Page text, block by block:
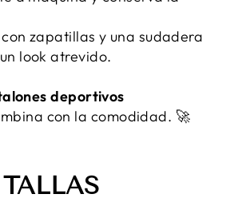
zapatillas y una sudadera
look atrevido.
deportivos
con la comodidad. 🚀